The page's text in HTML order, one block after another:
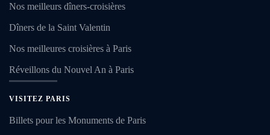
Nos meilleurs dîners-croisières
Dîners de la Saint Valentin
Nos meilleures croisières à Paris
Réveillons du Nouvel An à Paris
VISITEZ PARIS
Billets pour les Monuments de Paris